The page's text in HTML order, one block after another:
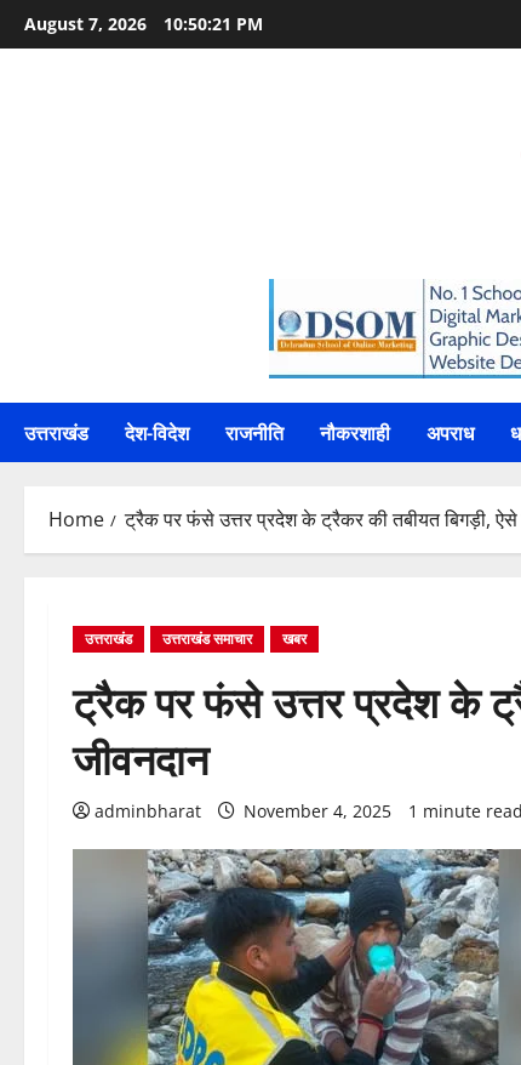
Skip
to
August 7, 2026 10:50:22 PM
उत्तराखंड देश-विदेश राजनीति नौकरशाही अपराध
Home ट्रैक पर फंसे उत्तर प्रदेश के ट्रैकर की तबीयत बिगड़ी, ऐसे
उत्तराखंड उत्तराखंड समाचार खबर
ट्रैक पर फंसे उत्तर प्रदेश के
जीवनदान
adminbharat November 4, 2025 1 minute read